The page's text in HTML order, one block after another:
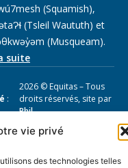
vie privé
des technologies telles
(Squamish),
(Tsleil Waututh) et
(Musqueam).
suite
:
2026 © Equitas – Tous
droits réservés, site par
Phil